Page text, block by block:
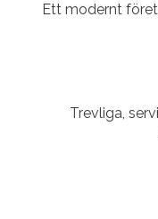
Ett modernt
Trevliga,